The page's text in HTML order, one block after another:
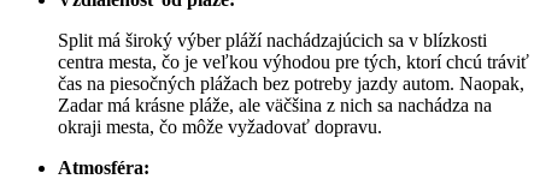
Split má široký výber pláží nachádzajúcich sa v blízkosti
centra mesta, čo je veľkou výhodou pre tých, ktorí chcú tráviť
čas na piesočných plážach bez potreby jazdy autom. Naopak,
Zadar má krásne pláže, ale väčšina z nich sa nachádza na
okraji mesta, čo môže vyžadovať dopravu.
Atmosféra: